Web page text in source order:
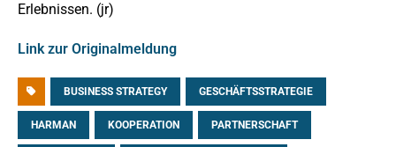
Erlebnissen. (jr)
Link zur Originalmeldung
BUSINESS STRATEGY GESCHÄFTSSTRATEGIE
HARMAN KOOPERATION PARTNERSCHAFT